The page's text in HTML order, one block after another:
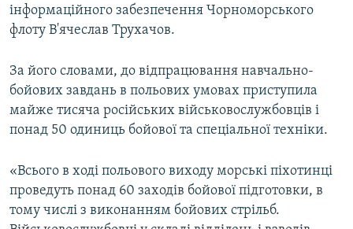
інформаційного забезпечення Чорноморського
флоту В'ячеслав Трухачов.
За його словами, до відпрацювання навчально-
бойових завдань в польових умовах приступила
майже тисяча російських військовослужбовців і
понад 50 одиниць бойової та спеціальної техніки.
«Всього в ході польового виходу морські піхотинці
проведуть понад 60 заходів бойової підготовки, в
тому числі з виконанням бойових стрільб.